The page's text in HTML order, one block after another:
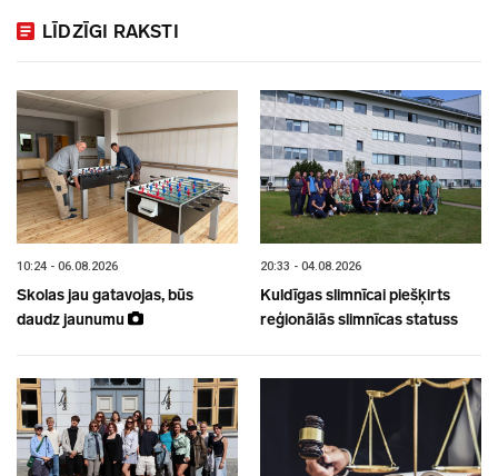
LĪDZĪGI RAKSTI
10:24 - 06.08.2026
Skolas jau gatavojas, būs
daudz jaunumu
20:33 - 04.08.2026
Kuldīgas slimnīcai piešķirts
reģionālās slimnīcas statuss